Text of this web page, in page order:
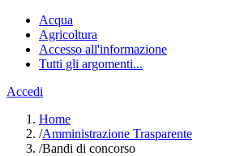
Acqua
Agricoltura
Accesso all'informazione
Tutti gli argomenti...
Accedi
Home
/Amministrazione Trasparente
/Bandi di concorso